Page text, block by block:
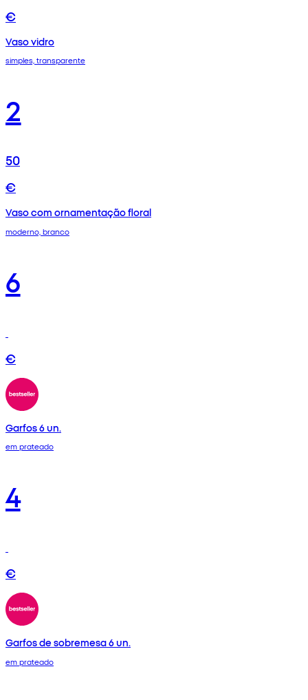
€
Vaso vidro
simples, transparente
2
50
€
Vaso com ornamentação floral
moderno, branco
6
€
Garfos 6 un.
em prateado
4
€
Garfos de sobremesa 6 un.
em prateado